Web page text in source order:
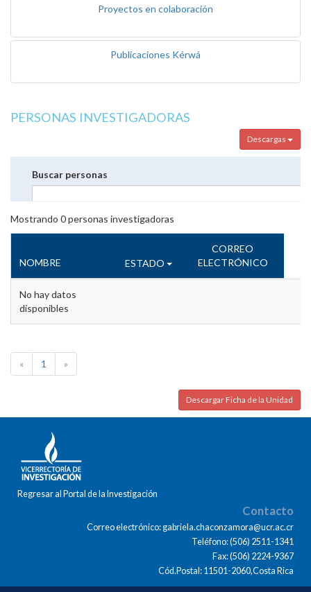
Proyectos en colaboración
Publicaciones Kérwá
PERSONAS INVESTIGADORAS
Descargas
Buscar personas
Mostrando 0personas investigadoras
NOMBRE ESTADO
CORREO
ELECTRÓNICO
No hay datos
disponibles
« 1 »
Descargar Ficha de la Unidad
Regresar al Portal de la Investigación
Contacto
Correo electrónico: gabriela.chaconzamora@ucr.ac.cr
Teléfono: (506) 2511-1341
Fax: (506) 2224-9367
Cód.Postal: 11501-2060,Costa Rica